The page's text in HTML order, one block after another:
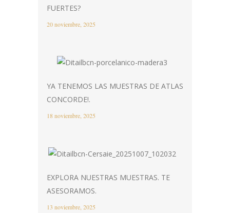
FUERTES?
20 noviembre, 2025
YA TENEMOS LAS MUESTRAS DE ATLAS
CONCORDE!.
18 noviembre, 2025
EXPLORA NUESTRAS MUESTRAS. TE
ASESORAMOS.
13 noviembre, 2025